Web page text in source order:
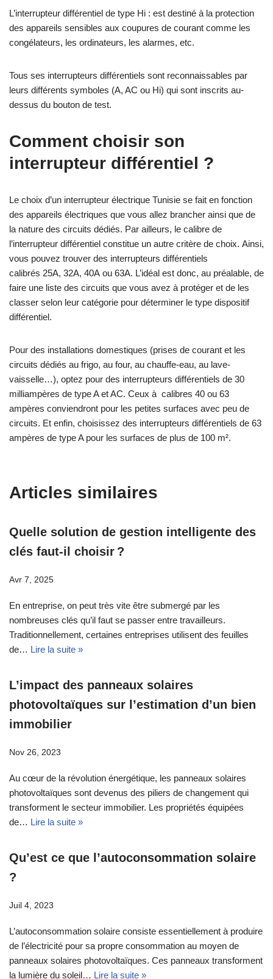
L’interrupteur différentiel de type Hi : est destiné à la protection
des appareils sensibles aux coupures de courant comme les
congélateurs, les ordinateurs, les alarmes, etc.
Tous ses interrupteurs différentiels sont reconnaissables par
leurs différents symboles (A, AC ou Hi) qui sont inscrits au-
dessus du bouton de test.
Comment choisir son
interrupteur différentiel ?
Le choix d’un interrupteur électrique Tunisie se fait en fonction
des appareils électriques que vous allez brancher ainsi que de
la nature des circuits dédiés. Par ailleurs, le calibre de
l’interrupteur différentiel constitue un autre critère de choix. Ainsi,
vous pouvez trouver des interrupteurs différentiels
calibrés 25A, 32A, 40A ou 63A. L’idéal est donc, au préalable, de
faire une liste des circuits que vous avez à protéger et de les
classer selon leur catégorie pour déterminer le type dispositif
différentiel.
Pour des installations domestiques (prises de courant et les
circuits dédiés au frigo, au four, au chauffe-eau, au lave-
vaisselle…), optez pour des interrupteurs différentiels de 30
milliampères de type A et AC. Ceux à calibres 40 ou 63
ampères conviendront pour les petites surfaces avec peu de
circuits. Et enfin, choisissez des interrupteurs différentiels de 63
ampères de type A pour les surfaces de plus de 100 m².
Articles similaires
Quelle solution de gestion intelligente des
clés faut-il choisir ?
Avr 7, 2025
En entreprise, on peut très vite être submergé par les
nombreuses clés qu’il faut se passer entre travailleurs.
Traditionnellement, certaines entreprises utilisent des feuilles
de… Lire la suite »
L’impact des panneaux solaires
photovoltaïques sur l’estimation d’un bien
immobilier
Nov 26, 2023
Au cœur de la révolution énergétique, les panneaux solaires
photovoltaïques sont devenus des piliers de changement qui
transforment le secteur immobilier. Les propriétés équipées
de… Lire la suite »
Qu’est ce que l’autoconsommation solaire
?
Juil 4, 2023
L’autoconsommation solaire consiste essentiellement à produire
de l’électricité pour sa propre consommation au moyen de
panneaux solaires photovoltaïques. Ces panneaux transforment
la lumière du soleil… Lire la suite »